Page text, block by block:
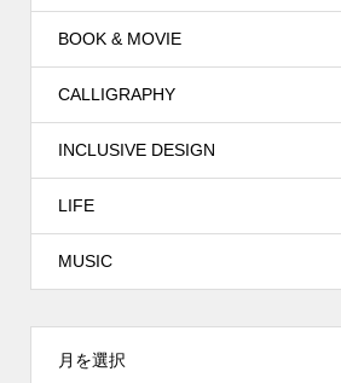
BOOK & MOVIE
CALLIGRAPHY
INCLUSIVE DESIGN
LIFE
MUSIC
月を選択